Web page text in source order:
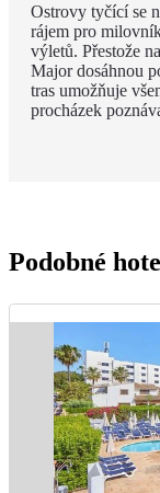
Ostrovy tyčící se
rájem pro
výletů. Přestože
Major dosáhnou
tras umožňuje
procházek
Podobné